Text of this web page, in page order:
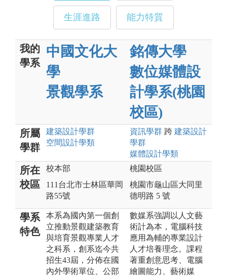
生涯進路 能力特質
我的
學系
中國文化大
學
景觀學系
銘傳大學
數位媒體設
計學系(桃園
校區)
所屬
學群
建築設計學群
空間設計學類
資訊學群 跨 建築設計
學群
媒體設計學類
所在
校區
校本部
111台北市士林區華岡
路55號
桃園校區
桃園市龜山區大同里
德明路 5 號
學系
特色
本系為國內第一個創
立推動景觀建築教育
與培育景觀專業人才
之科系，創系迄今共
招生43屆，分佈在國
內外學術單位、公部
數媒系強調以人文藝
術計為本，電腦科技
應用為輔的專業設計
人才培養理念。課程
著重創意思考、電腦
繪圖能力、藝術媒